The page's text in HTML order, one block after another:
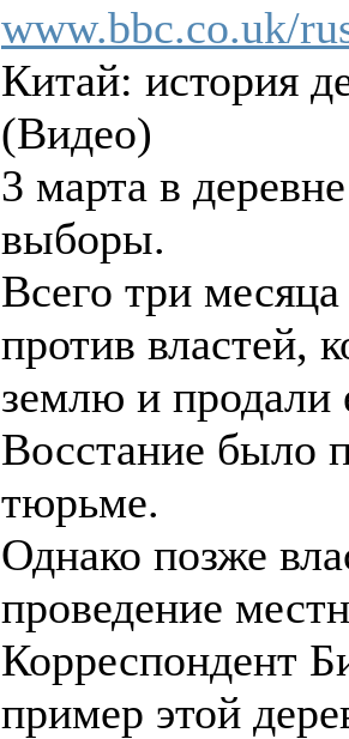
www.bbc.co.uk/
Китай: история
(Видео)
3 марта в
выборы.
Всего три
против властей,
землю и продали
Восстание было
тюрьме.
Однако позже
проведение
Корреспондент
пример этой